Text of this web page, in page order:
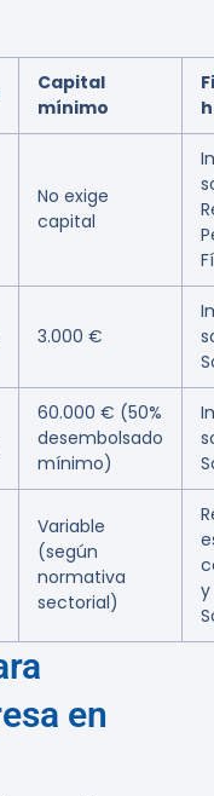
Capital
mínimo
No exige
capital
3.000 €
60.000 € (50%
desembolsado
mínimo)
Variable
(según
normativa
sectorial)
y
en